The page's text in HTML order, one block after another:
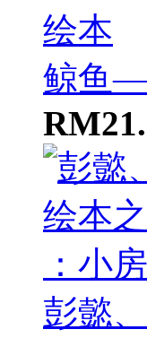
鲸鱼
彭懿